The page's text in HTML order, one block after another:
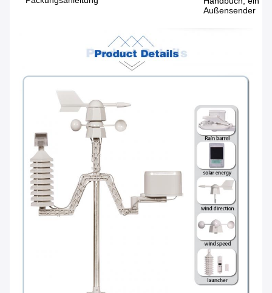
Außensender